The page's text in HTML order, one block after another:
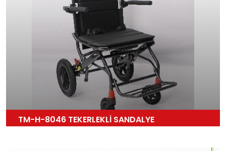
TM-H-8046 TEKERLEKLİ SANDALYE